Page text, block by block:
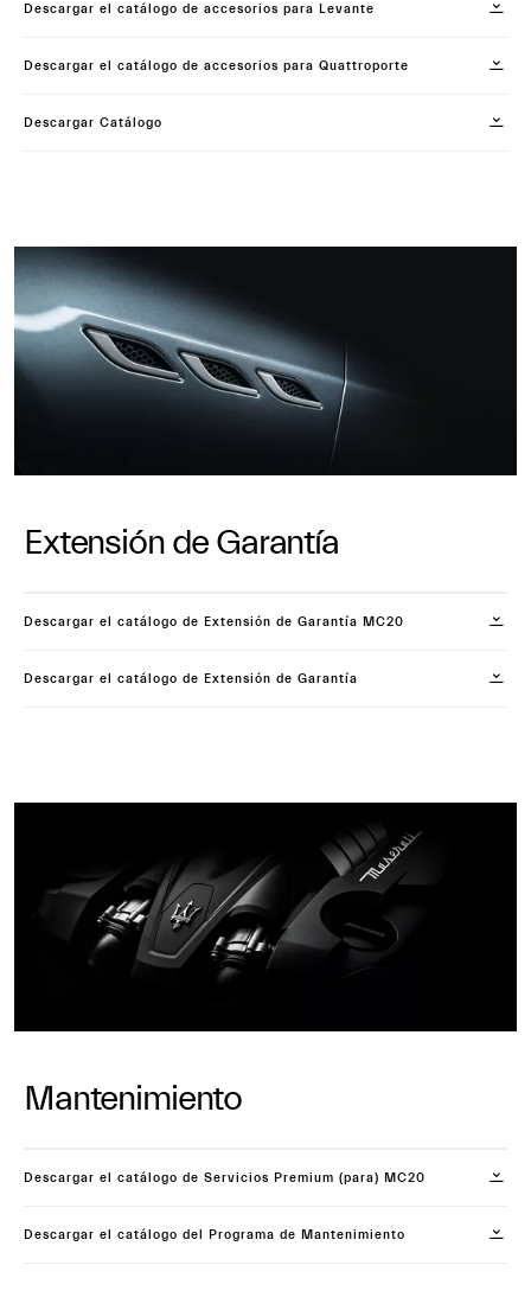
Descargar el catálogo de accesorios para Levante
Descargar el catálogo de accesorios para Quattroporte
Descargar Catálogo
Extensión de Garantía
Descargar el catálogo de Extensión de Garantía MC20
Descargar el catálogo de Extensión de Garantía
Mantenimiento
Descargar el catálogo de Servicios Premium (para) MC20
Descargar el catálogo del Programa de Mantenimiento